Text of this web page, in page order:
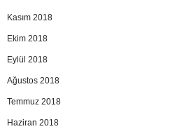
Kasım 2018
Ekim 2018
Eylül 2018
Ağustos 2018
Temmuz 2018
Haziran 2018